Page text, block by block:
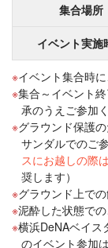
集合場所
イベント実施
イベント集合時
集合～イベント
承のうえご参加
グラウンド保護
サンダルでのご
スにお越しの際
奨します）
グラウンド上で
泥酔した状態で
横浜DeNAベイス
のイベント参加